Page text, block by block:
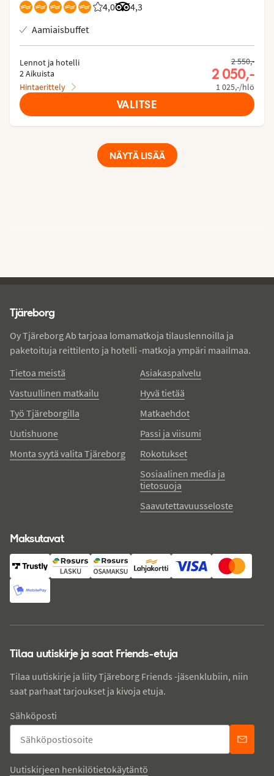
4,0
Asiakkaidemme arviot: 4.046/5
4,3
Arvostelut Tripadvisorista: 4.3 of 5
Aamiaisbuffet
Lennot ja hotelli
2 Aikuista
Hintaerittely
2 550,-
2 050,-
1 025,-/hlö
VALITSE
NÄYTÄ LISÄÄ
Tjäreborg
Oy Tjäreborg Ab tarjoaa lomamatkoja tilauslennoilla ja
paketoituja reittilento ja hotelli -matkoja ympäri maailmaa.
Tietoa meistä
Vastuullinen matkailu
Työ Tjäreborgilla
Uutishuone
Monta syytä valita Tjäreborg
Asiakaspalvelu
Hyvä tietää
Matkaehdot
Passi ja viisumi
Rokotukset
Sosiaalinen media ja
tietosuoja
Saavutettavuusseloste
Maksutavat
Tilaa uutiskirje ja saat Friends-etuja
Tilaa uutiskirje ja liity Tjäreborg Friends -jäsenklubiin, niin
saat parhaat tarjoukset ja kivoja etuja.
Sähköposti
Uutiskirjeen henkilötietokäytäntö